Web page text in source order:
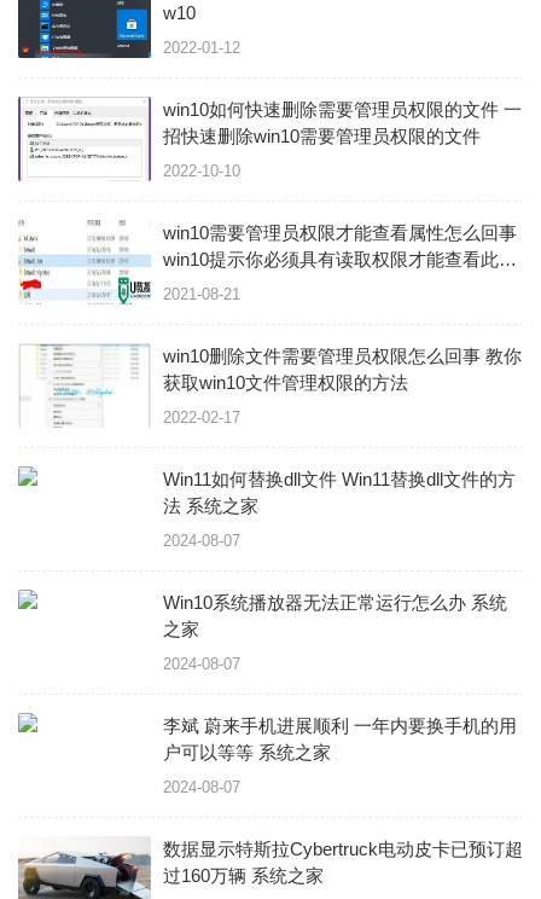
w10
2022-01-12
win10如何快速删除需要管理员权限的文件 一
招快速删除win10需要管理员权限的文件
2022-10-10
win10需要管理员权限才能查看属性怎么回事
win10提示你必须具有读取权限才能查看此对
象属性如何修复
2021-08-21
win10删除文件需要管理员权限怎么回事 教你
获取win10文件管理权限的方法
2022-02-17
Win11如何替换dll文件 Win11替换dll文件的方
法 系统之家
2024-08-07
Win10系统播放器无法正常运行怎么办 系统
之家
2024-08-07
李斌 蔚来手机进展顺利 一年内要换手机的用
户可以等等 系统之家
2024-08-07
数据显示特斯拉Cybertruck电动皮卡已预订超
过160万辆 系统之家